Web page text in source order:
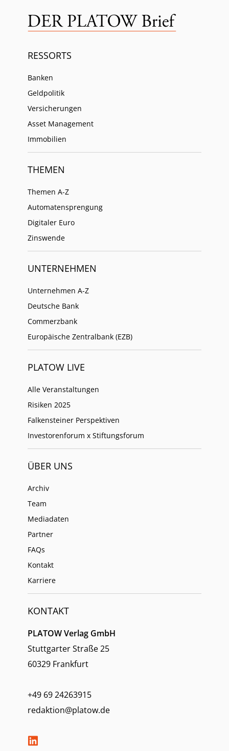
RESSORTS
Banken
Geldpolitik
Versicherungen
Asset Management
Immobilien
THEMEN
Themen A-Z
Automatensprengung
Digitaler Euro
Zinswende
UNTERNEHMEN
Unternehmen A-Z
Deutsche Bank
Commerzbank
Europäische Zentralbank (EZB)
PLATOW LIVE
Alle Veranstaltungen
Risiken 2025
Falkensteiner Perspektiven
Investorenforum x Stiftungsforum
ÜBER UNS
Archiv
Team
Mediadaten
Partner
FAQs
Kontakt
Karriere
KONTAKT
PLATOW Verlag GmbH
Stuttgarter Straße 25
60329 Frankfurt
+49 69 24263915
redaktion@platow.de